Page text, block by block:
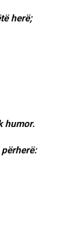
herë;
humor.